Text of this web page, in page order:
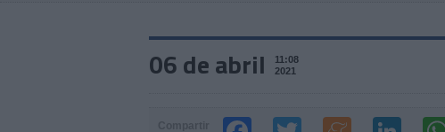
06 de abril
11:08
2021